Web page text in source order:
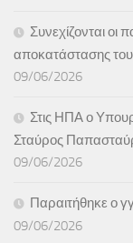
Συνεχίζονται οι
αποκατάστασης
09/06/2026
Στις ΗΠΑ ο
Σταύρος
09/06/2026
Παραιτήθηκε ο
09/06/2026